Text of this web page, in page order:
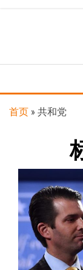
content
首页 » 共和党